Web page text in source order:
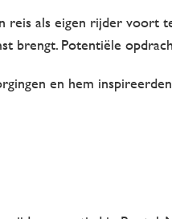
als eigen rijder voort
brengt. Potentiële
en hem